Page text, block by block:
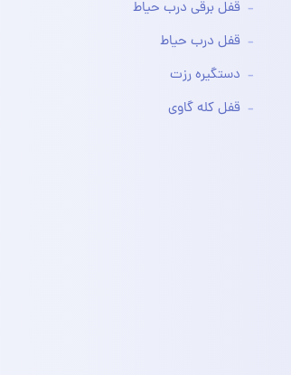
قفل برقی درب حیاط
قفل درب حیاط
دستگیره رزت
قفل کله گاوی